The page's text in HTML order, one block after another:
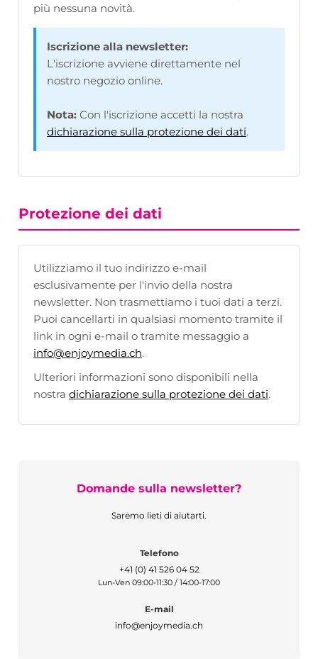
più nessuna novità.
Iscrizione alla newsletter:
L'iscrizione avviene direttamente nel
nostro negozio online.
Nota: Con l'iscrizione accetti la nostra
dichiarazione sulla protezione dei dati.
Protezione dei dati
Utilizziamo il tuo indirizzo e-mail
esclusivamente per l'invio della nostra
newsletter. Non trasmettiamo i tuoi dati a terzi.
Puoi cancellarti in qualsiasi momento tramite il
link in ogni e-mail o tramite messaggio a
info@enjoymedia.ch.
Ulteriori informazioni sono disponibili nella
nostra dichiarazione sulla protezione dei dati.
Domande sulla newsletter?
Saremo lieti di aiutarti.
Telefono
+41 (0) 41 526 04 52
Lun-Ven 09:00-11:30 / 14:00-17:00
E-mail
info@enjoymedia.ch